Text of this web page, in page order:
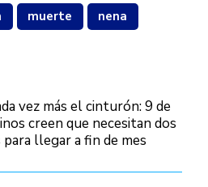
muerte nena
vez más el cinturón: 9 de
creen que necesitan dos
llegar a fin de mes